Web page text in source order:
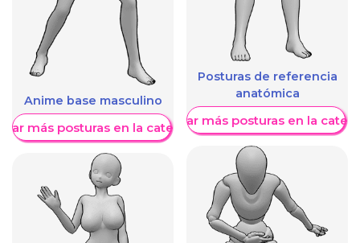
Anime base masculino
más posturas en la categoría
Posturas de referencia
anatómica
Mostrar más posturas en la